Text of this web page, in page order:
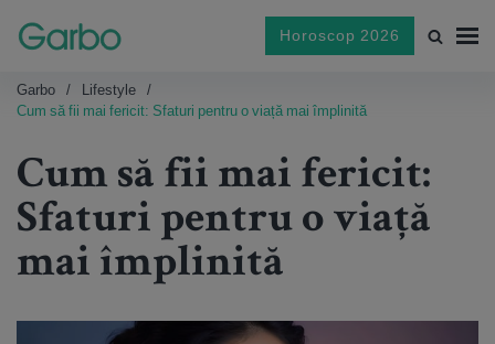
Horoscop 2026
Garbo
Lifestyle
Cum să fii mai fericit: Sfaturi pentru o viață mai împlinită
Cum să fii mai fericit:
Sfaturi pentru o viață
mai împlinită